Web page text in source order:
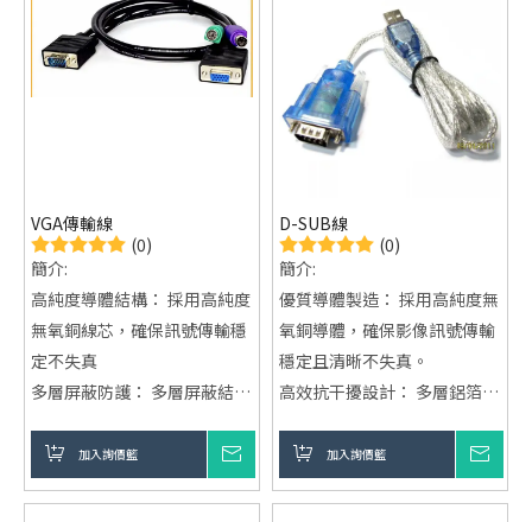
VGA傳輸線
(0)
簡介:
高純度導體結構： 採用高純度
無氧銅線芯，確保訊號傳輸穩
定不失真
多層屏蔽防護： 多層屏蔽結構
升影像清晰度
工業級耐用外被： 工業級 PVC
加入詢價籃
D-SUB線
(0)
簡介:
優質導體製造： 採用高純度無
氧銅導體，確保影像訊號傳輸
穩定且清晰不失真。
高效抗干擾設計： 多層鋁箔＋
磁干擾，畫面穩定不閃爍。
工業級耐用外被： 高耐磨 PVC
加入詢價籃